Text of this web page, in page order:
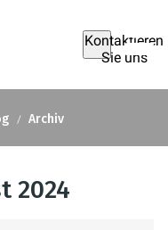
Kontaktieren
Sie uns
Archiv
2024